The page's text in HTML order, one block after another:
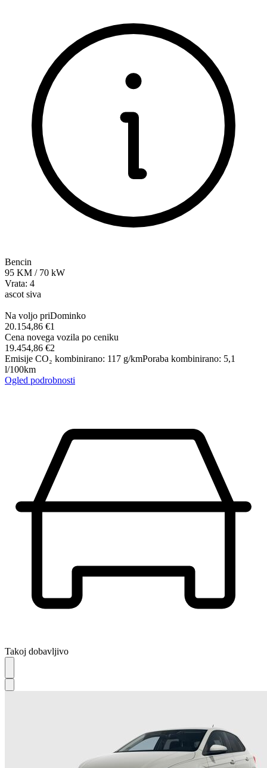
Bencin
95 KM / 70 kW
Vrata: 4
ascot siva
Na voljo priDominko
20.154,86 €1
Cena novega vozila po ceniku
19.454,86 €2
Emisije CO₂ kombinirano: 117 g/kmPoraba kombinirano: 5,1
l/100km
Ogled podrobnosti
Takoj dobavljivo